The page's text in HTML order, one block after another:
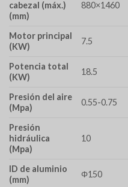
cabezal (máx.)
(mm)
880×1460
Motor principal
(KW)
7.5
Potencia total
(KW)
18.5
Presión del aire
(Mpa)
0.55-0.75
Presión
hidráulica
(Mpa)
10
ID de aluminio
(mm)
Φ150